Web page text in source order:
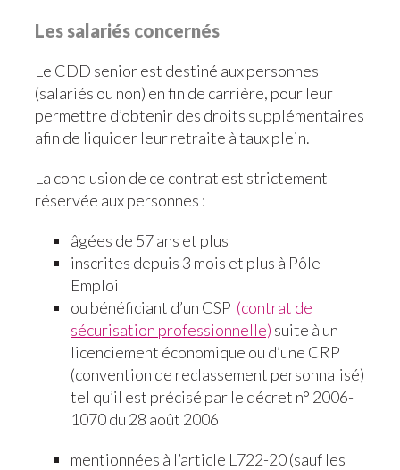
Les salariés concernés
Le CDD senior est destiné aux personnes
(salariés ou non) en fin de carrière, pour leur
permettre d’obtenir des droits supplémentaires
afin de liquider leur retraite à taux plein.
La conclusion de ce contrat est strictement
réservée aux personnes :
âgées de 57 ans et plus
inscrites depuis 3 mois et plus à Pôle
Emploi
ou bénéficiant d’un CSP (contrat de
sécurisation professionnelle) suite à un
licenciement économique ou d’une CRP
(convention de reclassement personnalisé)
tel qu’il est précisé par le décret n° 2006-
1070 du 28 août 2006
mentionnées à l’article L722-20 (sauf les